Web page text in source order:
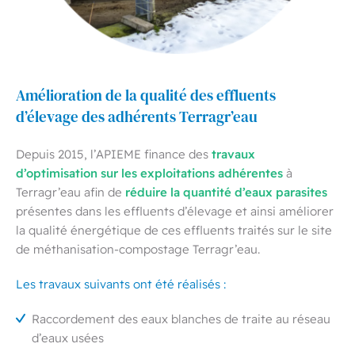
Amélioration de la qualité des effluents
d’élevage des adhérents Terragr’eau
Depuis 2015, l’APIEME finance des travaux
d’optimisation sur les exploitations adhérentes à
Terragr’eau afin de réduire la quantité d’eaux parasites
présentes dans les effluents d’élevage et ainsi améliorer
la qualité énergétique de ces effluents traités sur le site
de méthanisation-compostage Terragr’eau.
Les travaux suivants ont été réalisés :
Raccordement des eaux blanches de traite au réseau
d’eaux usées